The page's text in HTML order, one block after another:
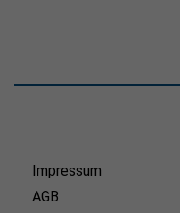
Impressum
AGB